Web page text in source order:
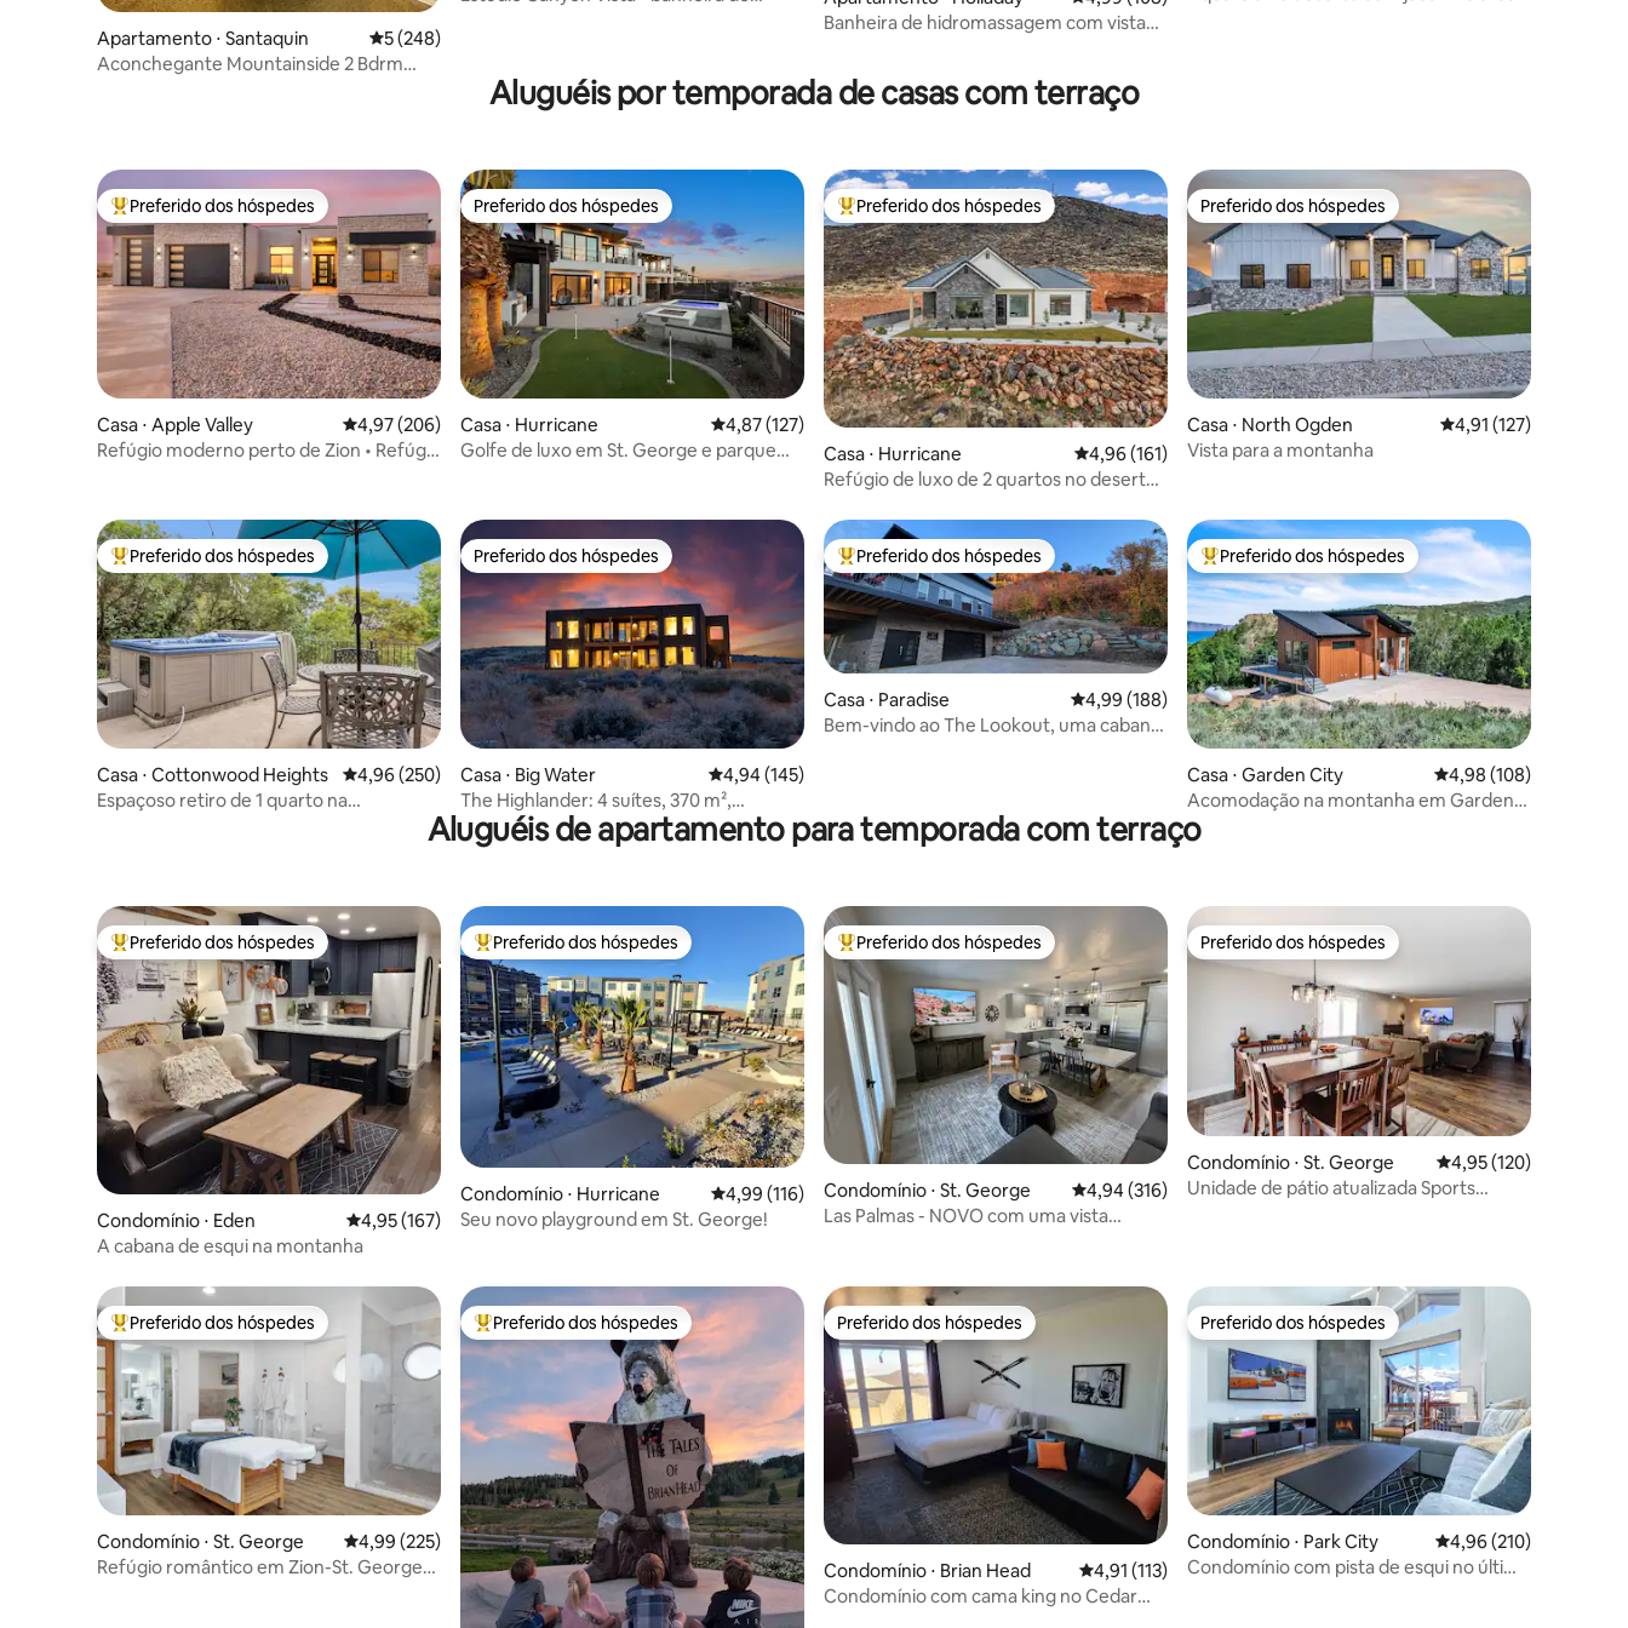
Apartamento ⋅ Santaquin 5 de uma avaliação média de 5, 248 avaliações
5 (248)
Aconchegante Mountainside 2 Bdrm
Banheira de hidromassagem com vista
Aluguéis por temporada de casas com terraço
Entre os melhores preferidos dos hóspedes
Preferido dos hóspedes
Casa ⋅ Apple Valley 4,97 de uma avaliação média de 5, 206 avaliações
4,97 (206)
Refúgio moderno perto de Zion • Refúgio
Preferido dos hóspedes
Preferido dos hóspedes
Casa ⋅ Hurricane 4,87 de uma avaliação média de 5, 127 avaliações
4,87 (127)
Golfe de luxo em St. George e parque
Entre os melhores preferidos dos hóspedes
Preferido dos hóspedes
Casa ⋅ Hurricane 4,96 de uma avaliação média de 5, 161 avaliações
4,96 (161)
Refúgio de luxo de 2 quartos no deserto |
Preferido dos hóspedes
Preferido dos hóspedes
Casa ⋅ North Ogden 4,91 de uma avaliação
4,91 (127)
Vista para a montanha
Entre os melhores preferidos dos hóspedes
Preferido dos hóspedes
Casa ⋅ Cottonwood Heights 4,96 de uma avaliação média de 5, 250 avaliações
4,96 (250)
Espaçoso retiro de 1 quarto na
Preferido dos hóspedes
Preferido dos hóspedes
Casa ⋅ Big Water 4,94 de uma avaliação média de 5, 145 avaliações
4,94 (145)
The Highlander: 4 suítes, 370 m²,
banheira de hidromassagem, 16+
Entre os melhores preferidos dos hóspedes
Preferido dos hóspedes
Casa ⋅ Paradise 4,99 de uma avaliação média de 5, 188 avaliações
4,99 (188)
Bem-vindo ao The Lookout, uma cabana
Entre os melhores preferidos dos hóspedes
Preferido dos hóspedes
Casa ⋅ Garden City 4,98 de uma avaliação
4,98 (108)
Acomodação na montanha em Garden
City
Aluguéis de apartamento para temporada com terraço
Entre os melhores preferidos dos hóspedes
Preferido dos hóspedes
Condomínio ⋅ Eden 4,95 de uma avaliação média de 5, 167 avaliações
4,95 (167)
A cabana de esqui na montanha
Entre os melhores preferidos dos hóspedes
Preferido dos hóspedes
Condomínio ⋅ Hurricane 4,99 de uma avaliação média de 5, 116 avaliações
4,99 (116)
Seu novo playground em St. George!
Entre os melhores preferidos dos hóspedes
Preferido dos hóspedes
Condomínio ⋅ St. George 4,94 de uma avaliação média de 5, 316 avaliações
4,94 (316)
Las Palmas - NOVO com uma vista
Preferido dos hóspedes
Preferido dos hóspedes
Condomínio ⋅ St. George 4,95 de uma avaliação
4,95 (120)
Unidade de pátio atualizada Sports
Entre os melhores preferidos dos hóspedes
Preferido dos hóspedes
Condomínio ⋅ St. George 4,99 de uma avaliação média de 5, 225 avaliações
4,99 (225)
Refúgio romântico em Zion-St. George
Entre os melhores preferidos dos hóspedes
Preferido dos hóspedes Preferido dos hóspedes
Preferido dos hóspedes
Condomínio ⋅ Brian Head 4,91 de uma avaliação média de 5, 113 avaliações
4,91 (113)
Condomínio com cama king no Cedar
Preferido dos hóspedes
Preferido dos hóspedes
Condomínio ⋅ Park City 4,96 de uma avaliação
4,96 (210)
Condomínio com pista de esqui no último